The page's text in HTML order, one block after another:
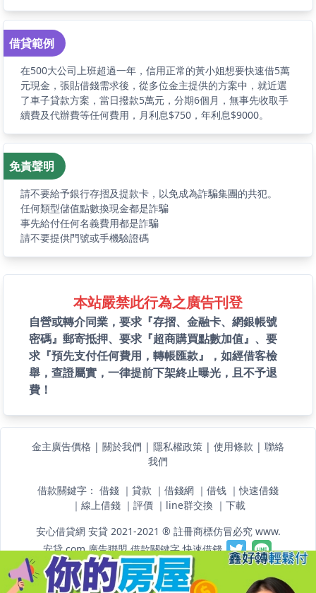
借貸範例
在500大公司上班超過一年，信用正常的黃小姐想要快速借5萬
元現金，張貼借錢需求後，從多位金主提供的方案中，就近選
了車子貸款方案，當日撥款5萬元，分期6個月，無事先收取手
續費及代辦費等任何費用，月利息$750，年利息$9000。
免責聲明
請不要給予銀行存摺及提款卡，以免成為詐騙集團的共犯。
任何類型儲值點數換現金都是詐騙
事先給付任何名義費用都是詐騙
請不要提供門號或手機驗證碼
本站嚴禁此行為之廣告刊登
自營或轉介同業，要求『存摺、金融卡、網銀帳號
密碼』郵寄抵押、要求『超商購買點數加值』、要
求『預先支付任何費用，轉帳匯款』，如經借客檢
舉，查證屬實，一律提前下架終止曝光，且不予退
費！
金主廣告價格 | 關於我們 | 隱私權政策 | 使用條款 | 聯絡
我們
借款關鍵字： 借錢 ｜ 貸款 ｜ 借錢網 ｜ 借钱 ｜快速借錢
｜ 線上借錢｜ 評價｜ line群交換｜ 下載
安心借貸網 安貸 2021-2021 ® 註冊商標仿冒必究 www.
安貸.com廣告聯盟 借款關鍵字 快速借錢